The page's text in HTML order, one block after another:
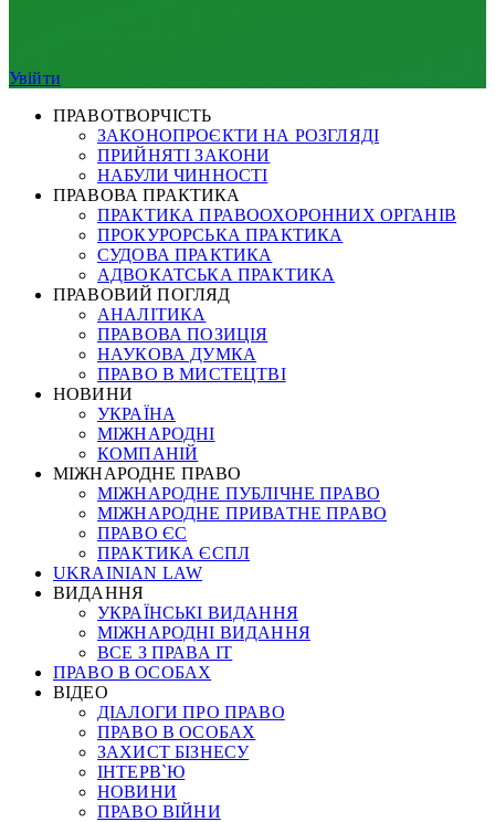
Увійти
ПРАВОТВОРЧІСТЬ
ЗАКОНОПРОЄКТИ НА РОЗГЛЯДІ
ПРИЙНЯТІ ЗАКОНИ
НАБУЛИ ЧИННОСТІ
ПРАВОВА ПРАКТИКА
ПРАКТИКА ПРАВООХОРОННИХ ОРГАНІВ
ПРОКУРОРСЬКА ПРАКТИКА
СУДОВА ПРАКТИКА
АДВОКАТСЬКА ПРАКТИКА
ПРАВОВИЙ ПОГЛЯД
АНАЛІТИКА
ПРАВОВА ПОЗИЦІЯ
НАУКОВА ДУМКА
ПРАВО В МИСТЕЦТВІ
НОВИНИ
УКРАЇНА
МІЖНАРОДНІ
КОМПАНІЙ
МІЖНАРОДНЕ ПРАВО
МІЖНАРОДНЕ ПУБЛІЧНЕ ПРАВО
МІЖНАРОДНЕ ПРИВАТНЕ ПРАВО
ПРАВО ЄС
ПРАКТИКА ЄСПЛ
UKRAINIAN LAW
ВИДАННЯ
УКРАЇНСЬКІ ВИДАННЯ
МІЖНАРОДНІ ВИДАННЯ
ВСЕ З ПРАВА ІТ
ПРАВО В ОСОБАХ
ВІДЕО
ДІАЛОГИ ПРО ПРАВО
ПРАВО В ОСОБАХ
ЗАХИСТ БІЗНЕСУ
ІНТЕРВ`Ю
НОВИНИ
ПРАВО ВІЙНИ